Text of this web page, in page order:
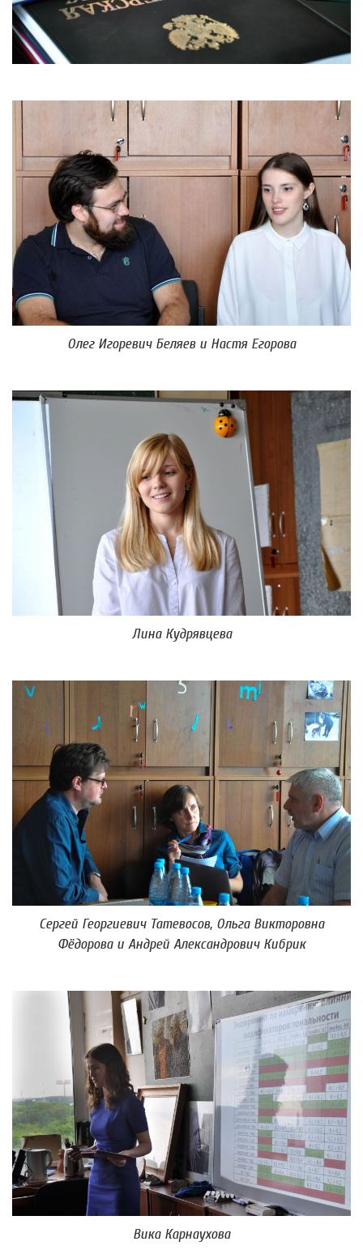
Олег Игоревич Беляев и Настя Егорова
Лина Кудрявцева
Сергей Георгиевич Татевосов, Ольга Викторовна
Фёдорова и Андрей Александрович Кибрик
Вика Карнаухова